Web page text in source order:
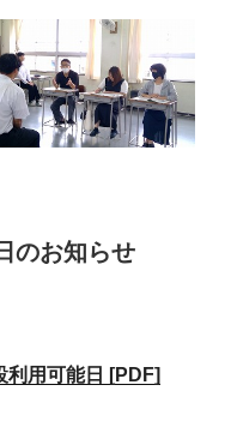
のお知らせ
利用可能日 [PDF]